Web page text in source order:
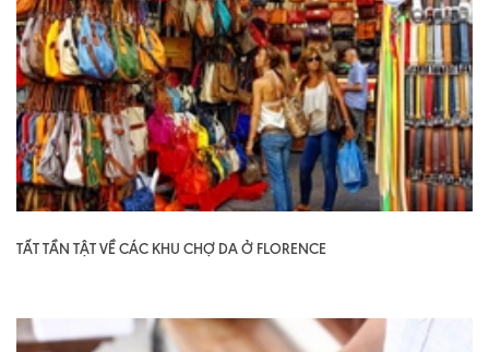
TẤT TẦN TẬT VỀ CÁC KHU CHỢ DA Ở FLORENCE